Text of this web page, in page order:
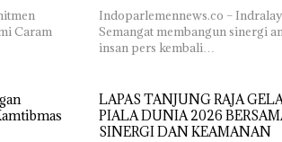
Caram
Indoparlemennews.co –
Semangat membangun sinergi
insan pers kembali…
LAPAS TANJUNG RAJA
PIALA DUNIA 2026
SINERGI DAN KEAMANAN